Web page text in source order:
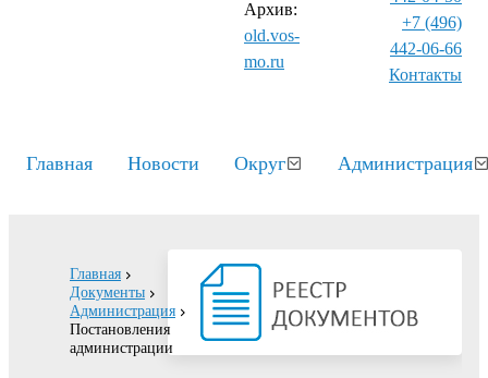
Архив:
old.vos-
mo.ru
+7 (496)
442-06-66
Контакты⁠
Главная Новости Округ Администрация
Главная
Документы
Администрация
Постановления
администрации